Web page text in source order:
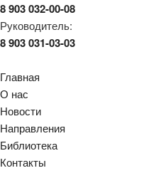
8 903 032-00-08
Руководитель:
8 903 031-03-03
Главная
О нас
Новости
Направления
Библиотека
Контакты